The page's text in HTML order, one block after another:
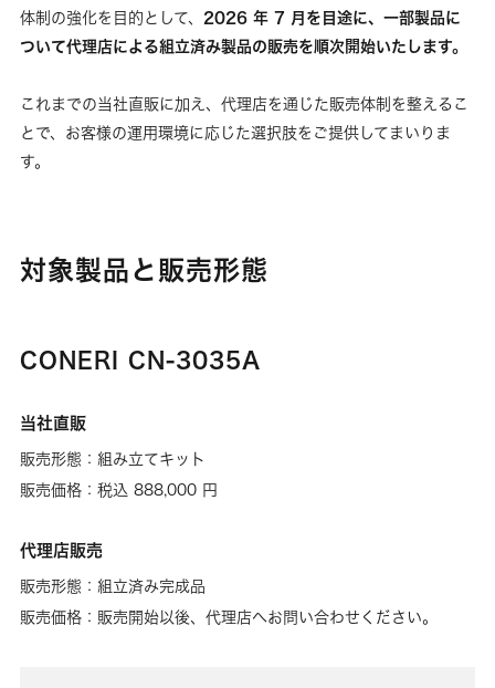
体制の強化を目的として、 2026 年 7 月を目途に、一部製品に
ついて代理店による組立済み製品の販売を順次開始いたします。
これまでの当社直販に加え、代理店を通じた販売体制を整えるこ
とで、お客様の運用環境に応じた選択肢をご提供してまいりま
す。
対象製品と販売形態
CONERI CN-3035A
当社直販
販売形態：組み立てキット
販売価格：税込 888,000 円
代理店販売
販売形態：組立済み完成品
販売価格：販売開始以後、代理店へお問い合わせください。